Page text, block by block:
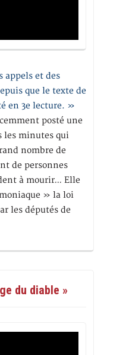
appels et des
que le texte de
en 3e lecture. »
posté une
les minutes qui
nombre de
de personnes
à mourir… Elle
» la loi
les députés de
du diable »